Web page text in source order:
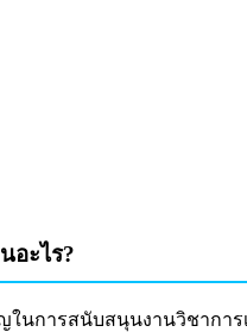
อะไร?
นการสนับสนุนงานวิชาการ